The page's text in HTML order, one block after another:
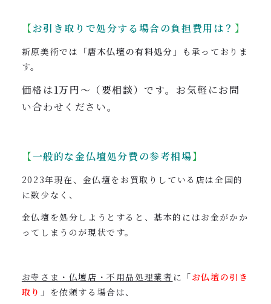
【お引き取りで処分する場合の負担費用は？ 】
新原美術では 「唐木仏壇の有料処分」
も承っておりま
す。
価格は1万円〜（要相談）です。 お気軽にお問
い合わせください。
【一般的な金仏壇処分費の参考相場】
2023年現在、金仏壇をお買取りしている店は全国的
に数少なく、
金仏壇を処分しようとすると、基本的にはお金がかか
ってしまうのが現状です。
お寺さま・仏壇店・不用品処理業者 に「お仏壇の引き
取り 」を依頼する場合は、